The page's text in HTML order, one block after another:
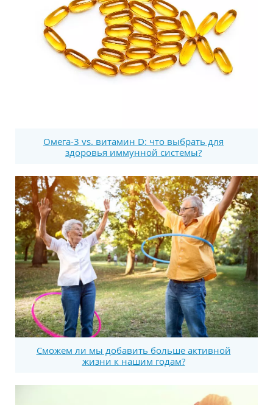
Омега-3 vs. витамин D: что выбрать для
здоровья иммунной системы?
Сможем ли мы добавить больше активной
жизни к нашим годам?